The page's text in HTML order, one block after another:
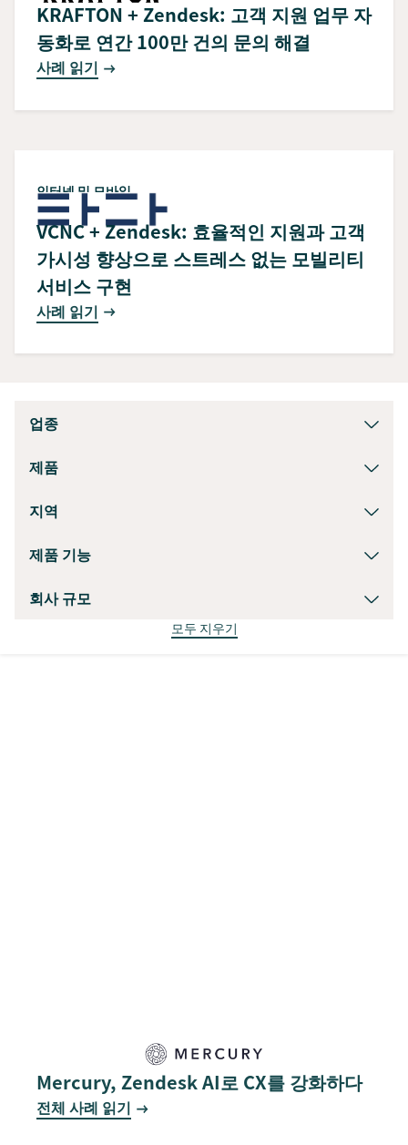
KRAFTON + Zendesk: 고객 지원 업무 자
동화로 연간 100만 건의 문의 해결
사례 읽기
인터넷 및 모바일
VCNC + Zendesk: 효율적인 지원과 고객
가시성 향상으로 스트레스 없는 모빌리티
서비스 구현
사례 읽기
업종
제품
지역
제품 기능
회사 규모
모두 지우기
Mercury, Zendesk AI로 CX를 강화하다
전체 사례 읽기